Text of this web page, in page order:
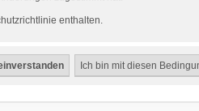
enthalten.